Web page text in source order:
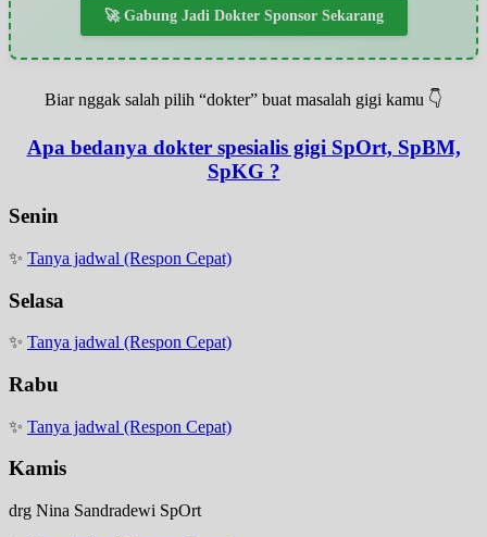
🚀 Gabung Jadi Dokter Sponsor Sekarang
Biar nggak salah pilih “dokter” buat masalah gigi kamu 👇
Apa bedanya dokter spesialis gigi SpOrt, SpBM,
SpKG ?
Senin
✨ Tanya jadwal (Respon Cepat)
Selasa
✨ Tanya jadwal (Respon Cepat)
Rabu
✨ Tanya jadwal (Respon Cepat)
Kamis
drg Nina Sandradewi SpOrt